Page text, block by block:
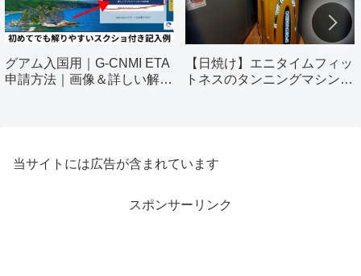
グアム入国用｜G-CNMI ETA
申請方法｜画像＆詳しい解説
【日焼け】エニタイムフィッ
トネスのタンニングマシン使
当サイトには広告が含まれています
スポンサーリンク